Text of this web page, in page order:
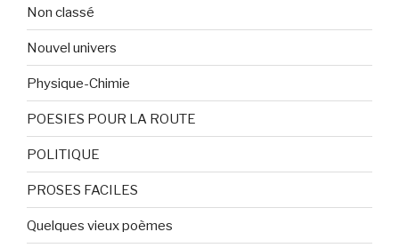
Non classé
Nouvel univers
Physique-Chimie
POESIES POUR LA ROUTE
POLITIQUE
PROSES FACILES
Quelques vieux poèmes